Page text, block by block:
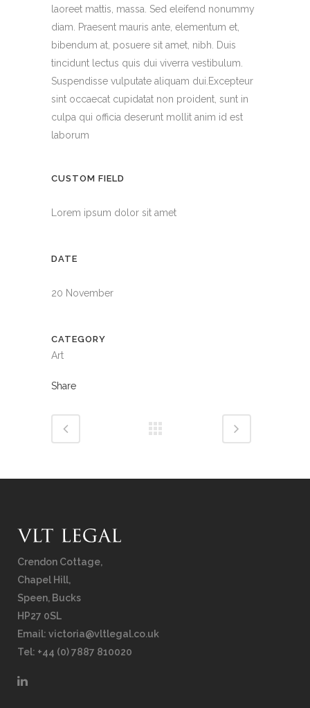
laoreet mattis, massa. Sed eleifend nonummy
diam. Praesent mauris ante, elementum et,
bibendum at, posuere sit amet, nibh. Duis
tincidunt lectus quis dui viverra vestibulum.
Suspendisse vulputate aliquam dui.Excepteur
sint occaecat cupidatat non proident, sunt in
culpa qui officia deserunt mollit anim id est
laborum
CUSTOM FIELD
Lorem ipsum dolor sit amet
DATE
20 November
CATEGORY
Art
Share
Crendon Cottage,
Chapel Hill,
Speen, Bucks
HP27 0SL
Email: victoria@vltlegal.co.uk
Tel: +44 (0) 7887 810020